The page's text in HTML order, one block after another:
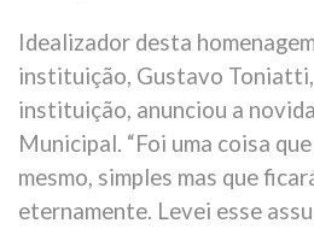
Idealizador desta
instituição, Gustavo
instituição, anunciou a
Municipal. “Foi uma coisa
mesmo, simples mas que
eternamente. Levei esse